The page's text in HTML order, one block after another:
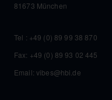
81673 München
Tel : +49 (0) 89 99 38 870
Fax: +49 (0) 89 93 02 445
Email: vibes@hbi.de